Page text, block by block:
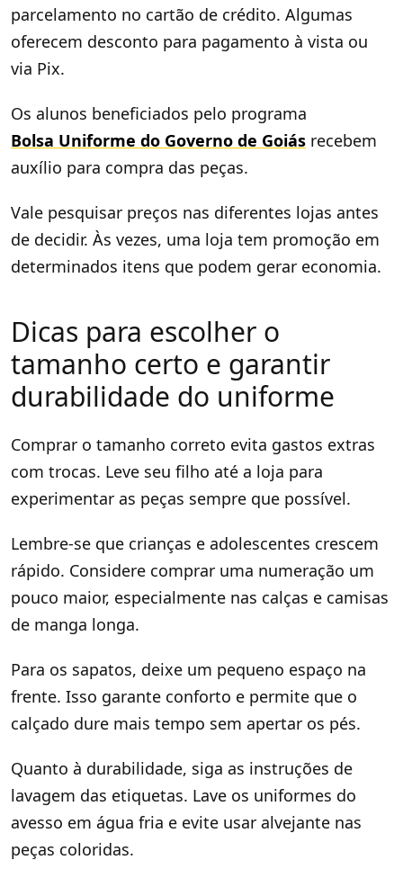
parcelamento no cartão de crédito. Algumas
oferecem desconto para pagamento à vista ou
via Pix.
Os alunos beneficiados pelo programa
Bolsa Uniforme do Governo de Goiás recebem
auxílio para compra das peças.
Vale pesquisar preços nas diferentes lojas antes
de decidir. Às vezes, uma loja tem promoção em
determinados itens que podem gerar economia.
Dicas para escolher o
tamanho certo e garantir
durabilidade do uniforme
Comprar o tamanho correto evita gastos extras
com trocas. Leve seu filho até a loja para
experimentar as peças sempre que possível.
Lembre-se que crianças e adolescentes crescem
rápido. Considere comprar uma numeração um
pouco maior, especialmente nas calças e camisas
de manga longa.
Para os sapatos, deixe um pequeno espaço na
frente. Isso garante conforto e permite que o
calçado dure mais tempo sem apertar os pés.
Quanto à durabilidade, siga as instruções de
lavagem das etiquetas. Lave os uniformes do
avesso em água fria e evite usar alvejante nas
peças coloridas.